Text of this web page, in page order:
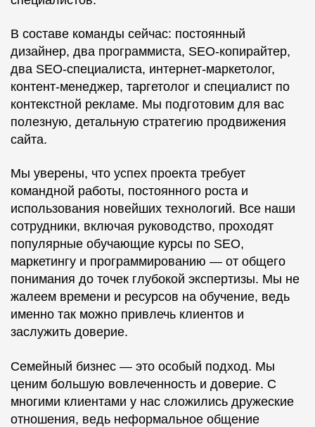
В составе команды сейчас: постоянный
дизайнер, два программиста, SEO-копирайтер,
два SEO-специалиста, интернет-маркетолог,
контент-менеджер, таргетолог и специалист по
контекстной рекламе. Мы подготовим для вас
полезную, детальную стратегию продвижения
сайта.
Мы уверены, что успех проекта требует
командной работы, постоянного роста и
использования новейших технологий. Все наши
сотрудники, включая руководство, проходят
популярные обучающие курсы по SEO,
маркетингу и программированию — от общего
понимания до точек глубокой экспертизы. Мы не
жалеем времени и ресурсов на обучение, ведь
именно так можно привлечь клиентов и
заслужить доверие.
Семейный бизнес — это особый подход. Мы
ценим большую вовлеченность и доверие. С
многими клиентами у нас сложились дружеские
отношения, ведь неформальное общение